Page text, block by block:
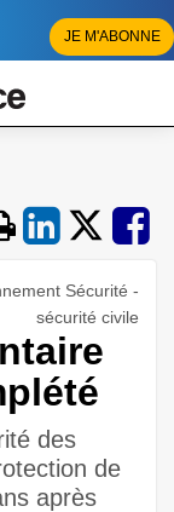
JE M'ABONNE
Sécurité -
sécurité civile
des
de
après